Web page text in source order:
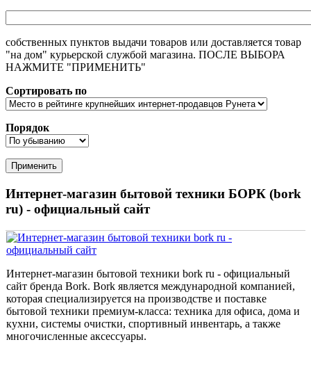
собственных пунктов выдачи товаров или доставляется товар
"на дом" курьерской службой магазина. ПОСЛЕ ВЫБОРА
НАЖМИТЕ "ПРИМЕНИТЬ"
Сортировать по
Порядок
Интернет-магазин бытовой техники БОРК (bork
ru) - официальный сайт
Интернет-магазин бытовой техники bork ru - официальный
сайт бренда Bork. Bork является международной компанией,
которая специализируется на производстве и поставке
бытовой техники премиум-класса: техника для офиса, дома и
кухни, системы очистки, спортивный инвентарь, а также
многочисленные аксессуары.